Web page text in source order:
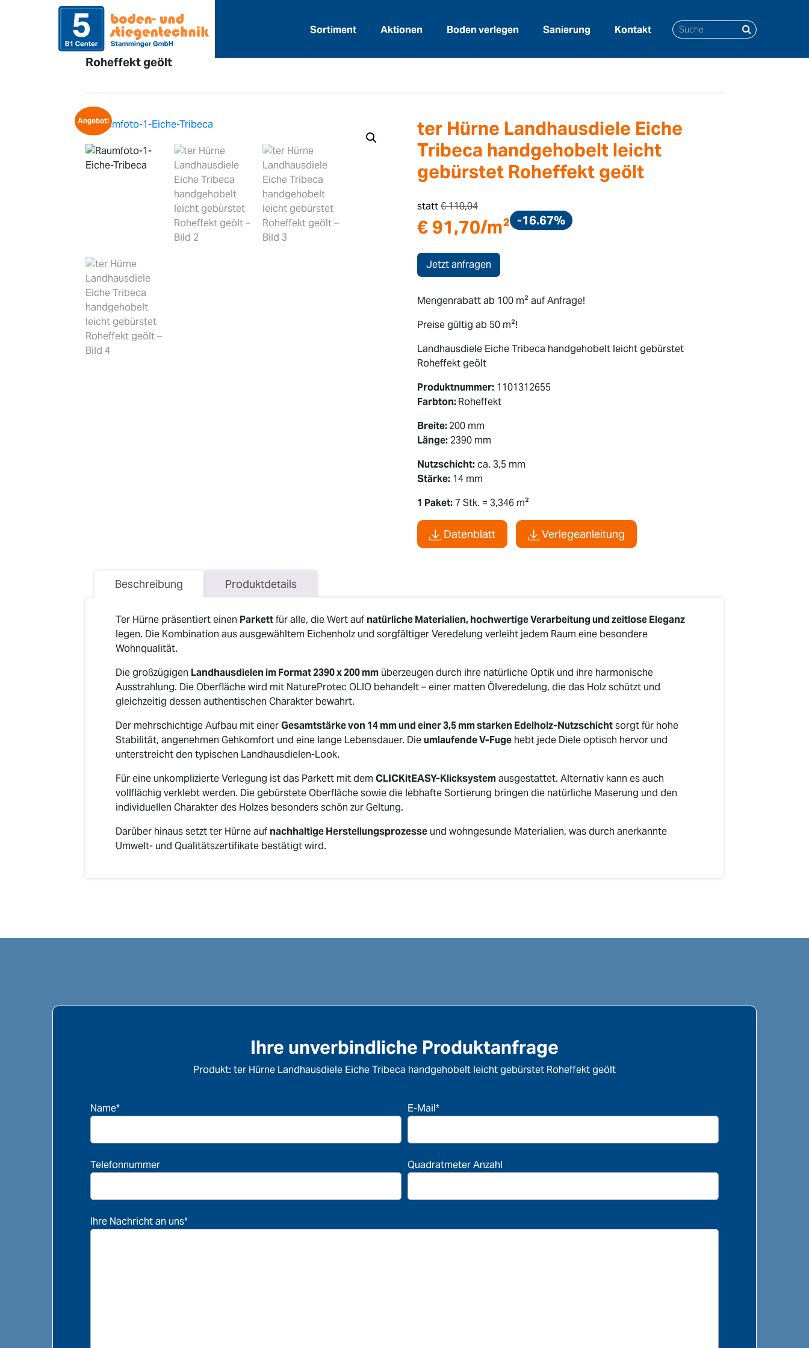
Sortiment Aktionen Boden verlegen Sanierung Kontakt
Home > Sortiment
Roheffekt geölt
Angebot!
ter Hürne Landhausdiele Eiche
Tribeca handgehobelt leicht
gebürstet Roheffekt geölt
statt€110,04
€ 91,70/m² -16.67%
Jetzt anfragen
Mengenrabatt ab 100 m² auf Anfrage!
Preise gültig ab 50 m²!
Landhausdiele Eiche Tribeca handgehobelt leicht gebürstet
Roheffekt geölt
Produktnummer: 1101312655
Farbton:Roheffekt
Breite:200 mm
Länge: 2390 mm
Nutzschicht:ca. 3,5 mm
Stärke: 14 mm
1 Paket:7 Stk. = 3,346 m²
Datenblatt Verlegeanleitung
Beschreibung Produktdetails
Ter Hürne präsentiert einen Parkettfür alle, die Wert auf natürliche Materialien, hochwertige Verarbeitung und zeitlose Eleganz
legen. Die Kombination aus ausgewähltem Eichenholz und sorgfältiger Veredelung verleiht jedem Raum eine besondere
Wohnqualität.
Die großzügigen Landhausdielen im Format 2390 x 200 mm überzeugen durch ihre natürliche Optik und ihre harmonische
Ausstrahlung. Die Oberfläche wird mit NatureProtec OLIO behandelt – einer matten Ölveredelung, die das Holz schützt und
gleichzeitig dessen authentischen Charakter bewahrt.
Der mehrschichtige Aufbau mit einerGesamtstärke von 14 mm und einer 3,5 mm starken Edelholz-Nutzschichtsorgt für hohe
Stabilität, angenehmen Gehkomfort und eine lange Lebensdauer. Dieumlaufende V-Fuge hebt jede Diele optisch hervor und
unterstreicht den typischen Landhausdielen-Look.
Für eine unkomplizierte Verlegung ist das Parkett mit dem CLICKitEASY-Klicksystemausgestattet. Alternativ kann es auch
vollflächig verklebt werden. Die gebürstete Oberfläche sowie die lebhafte Sortierung bringen die natürliche Maserung und den
individuellen Charakter des Holzes besonders schön zur Geltung.
Darüber hinaus setzt ter Hürne auf nachhaltige Herstellungsprozesse und wohngesunde Materialien, was durch anerkannte
Umwelt- und Qualitätszertifikate bestätigt wird.
Ihre unverbindliche Produktanfrage
Produkt: ter Hürne Landhausdiele Eiche Tribeca handgehobelt leicht gebürstet Roheffekt geölt
Name* E-Mail*
Telefonnummer Quadratmeter Anzahl
Ihre Nachricht an uns*